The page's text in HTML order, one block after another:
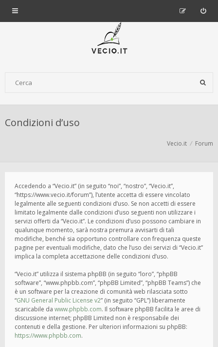
Condizioni d’uso
Vecio.it Forum
Accedendo a “Vecio.it” (in seguito “noi”, “nostro”, “Vecio.it”,
“https://www.vecio.it/forum”), l’utente accetta di essere vincolato
legalmente alle seguenti condizioni d’uso. Se non accetti di essere
limitato legalmente dalle condizioni d’uso seguenti non utilizzare i
servizi offerti da “Vecio.it”. Le condizioni d’uso possono cambiare in
qualunque momento, sarà nostra premura avvisarti di tali
modifiche, benché sia opportuno controllare con frequenza queste
pagine per eventuali modifiche, dato che l’uso dei servizi di “Vecio.it”
implica la completa accettazione delle condizioni d’uso.
“Vecio.it” utilizza il sistema phpBB (in seguito “loro”, “phpBB
software”, “www.phpbb.com”, “phpBB Limited”, “phpBB Teams”) che
è un software per la creazione di comunità web rilasciata sotto
“GNU General Public License v2” (in seguito “GPL”) liberamente
scaricabile da www.phpbb.com. Il software phpBB facilita le aree di
discussione internet; phpBB Limited non è responsabile dei
contenuti e della gestione. Per ulteriori informazioni su phpBB:
https://www.phpbb.com.